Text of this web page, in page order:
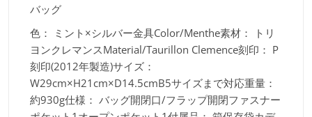
バッグ
色：
ミント×シルバー金具Color/Menthe素材：
トリ
ヨンクレマンスMaterial/Taurillon Clemence刻印： P
刻印(2012年製造)サイズ：
W29cm×H21cm×D14.5cmB5サイズまで対応重量：
約930g仕様： バッグ開閉口/フラップ開閉ファスナー